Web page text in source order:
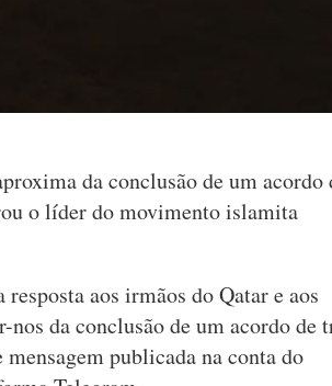
da conclusão de um acordo
o líder do movimento islamita
aos irmãos do Qatar e aos
da conclusão de um acordo de
publicada na conta do